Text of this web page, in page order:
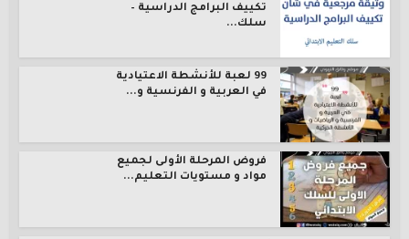
تكييف البرامج الدراسية –
سلك...
99 لعبة للأنشطة الاعتيادية
في العربية و الفرنسية و...
فروض المرحلة الأولى لجميع
مواد و مستويات التعليم...